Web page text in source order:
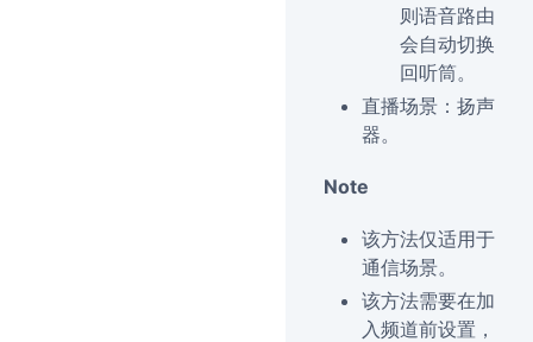
则语音路由
会自动切换
回听筒。
直播场景：扬声
器。
Note
该方法仅适用于
通信场景。
该方法需要在加
入频道前设置，